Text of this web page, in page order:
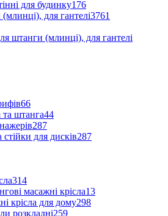
для будинку176
для гантелі3761
штанги (млинці), для гантелі
66
штанга44
287
стійки для дисків287
314
масажні крісла13
крісла для дому298
розкладні259